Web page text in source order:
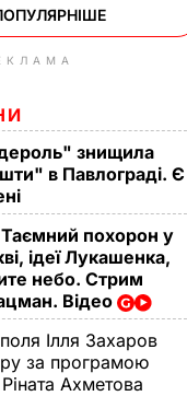
знищила
в Павлограді. Є
Таємний похорон у
ідеї Лукашенка,
небо. Стрим
Відео
Ілля Захаров
за програмою
Ахметова